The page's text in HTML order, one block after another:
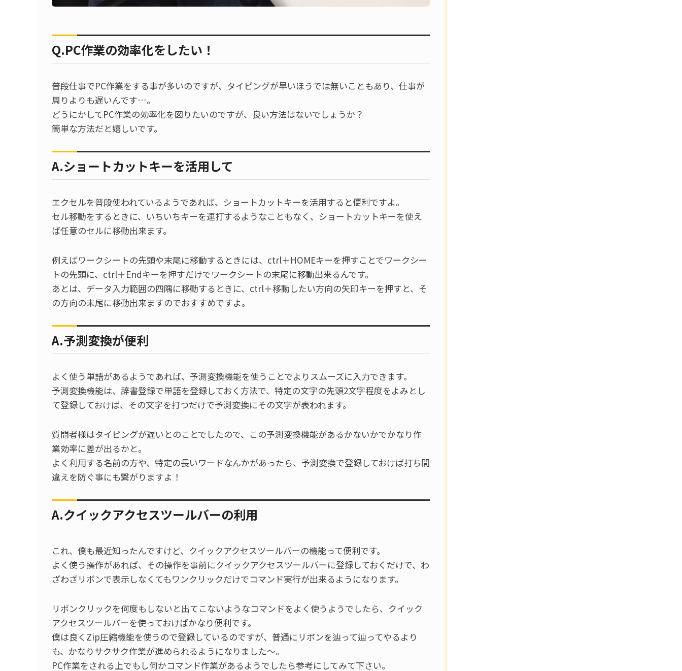
Q.PC作業の効率化をしたい！
普段仕事でPC作業をする事が多いのですが、タイピングが早いほうでは無いこともあり、仕事が
周りよりも遅いんです…。
どうにかしてPC作業の効率化を図りたいのですが、良い方法はないでしょうか？
簡単な方法だと嬉しいです。
A.ショートカットキーを活用して
エクセルを普段使われているようであれば、ショートカットキーを活用すると便利ですよ。
セル移動をするときに、いちいちキーを連打するようなこともなく、ショートカットキーを使え
ば任意のセルに移動出来ます。
例えばワークシートの先頭や末尾に移動するときには、ctrl＋HOMEキーを押すことでワークシー
トの先頭に、ctrl＋Endキーを押すだけでワークシートの末尾に移動出来るんです。
あとは、データ入力範囲の四隅に移動するときに、ctrl＋移動したい方向の矢印キーを押すと、そ
の方向の末尾に移動出来ますのでおすすめですよ。
A.予測変換が便利
よく使う単語があるようであれば、予測変換機能を使うことでよりスムーズに入力できます。
予測変換機能は、辞書登録で単語を登録しておく方法で、特定の文字の先頭2文字程度をよみとし
て登録しておけば、その文字を打つだけで予測変換にその文字が表われます。
質問者様はタイピングが遅いとのことでしたので、この予測変換機能があるかないかでかなり作
業効率に差が出るかと。
よく利用する名前の方や、特定の長いワードなんかがあったら、予測変換で登録しておけば打ち間
違えを防ぐ事にも繋がりますよ！
A.クイックアクセスツールバーの利用
これ、僕も最近知ったんですけど、クイックアクセスツールバーの機能って便利です。
よく使う操作があれば、その操作を事前にクイックアクセスツールバーに登録しておくだけで、わ
ざわざリボンで表示しなくてもワンクリックだけでコマンド実行が出来るようになります。
リボンクリックを何度もしないと出てこないようなコマンドをよく使うようでしたら、クイック
アクセスツールバーを使っておけばかなり便利です。
僕は良くZip圧縮機能を使うので登録しているのですが、普通にリボンを辿って辿ってやるより
も、かなりサクサク作業が進められるようになりました～。
PC作業をされる上でもし何かコマンド作業があるようでしたら参考にしてみて下さい。